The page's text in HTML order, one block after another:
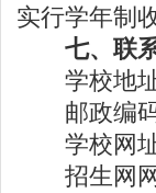
实行学年制
七、联
学校地址
邮政编码
学校网址
招生网网